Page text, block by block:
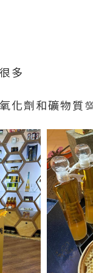
多
化劑和礦物質